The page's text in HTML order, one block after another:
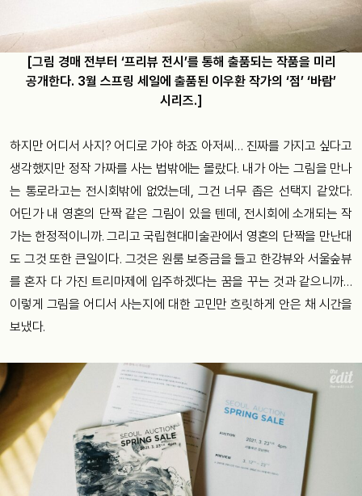
[그림 경매 전부터 ‘프리뷰 전시’를 통해 출품되는 작품을 미리
공개한다. 3월 스프링 세일에 출품된 이우환 작가의 ‘점’ ‘바람’
시리즈.]
하지만 어디서 사지? 어디로 가야 하죠 아저씨… 진짜를 가지고 싶다고
생각했지만 정작 가짜를 사는 법밖에는 몰랐다. 내가 아는 그림을 만나
는 통로라고는 전시회밖에 없었는데, 그건 너무 좁은 선택지 같았다.
어딘가 내 영혼의 단짝 같은 그림이 있을 텐데, 전시회에 소개되는 작
가는 한정적이니까. 그리고 국립현대미술관에서 영혼의 단짝을 만난대
도 그것 또한 큰일이다. 그것은 원룸 보증금을 들고 한강뷰와 서울숲뷰
를 혼자 다 가진 트리마제에 입주하겠다는 꿈을 꾸는 것과 같으니까…
이렇게 그림을 어디서 사는지에 대한 고민만 흐릿하게 안은 채 시간을
보냈다.